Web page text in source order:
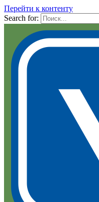
Перейти к контенту
Search for: